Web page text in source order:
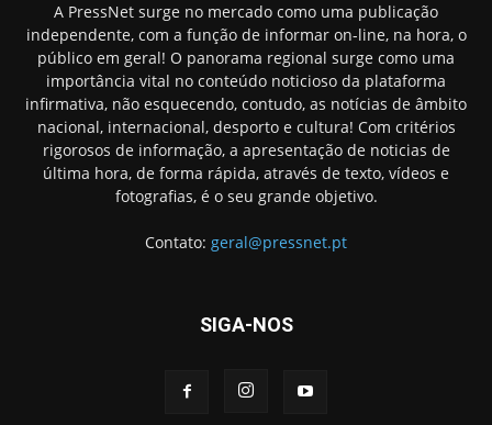
A PressNet surge no mercado como uma publicação
independente, com a função de informar on-line, na hora, o
público em geral! O panorama regional surge como uma
importância vital no conteúdo noticioso da plataforma
infirmativa, não esquecendo, contudo, as notícias de âmbito
nacional, internacional, desporto e cultura! Com critérios
rigorosos de informação, a apresentação de noticias de
última hora, de forma rápida, através de texto, vídeos e
fotografias, é o seu grande objetivo.
Contato: geral@pressnet.pt
SIGA-NOS